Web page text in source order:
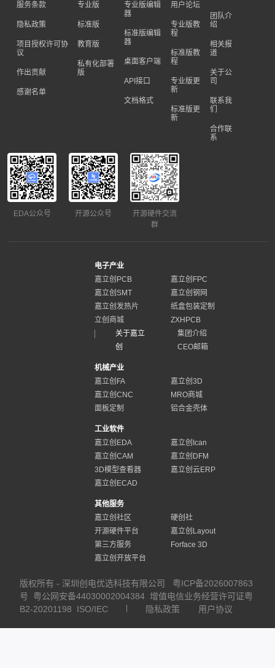
服务条款
隐私政策
项目授权许可协
议
作出贡献
感谢名单
专业版
标准版
教育版
私有化部署
版
专业版编辑
器
标准版编辑
器
桌面客户端
API接口
文档格式
用户论坛
专业版教
程
标准版教
程
专业版更
新
标准版更
新
团队介
绍
相关报
道
关于公
司
联系我
们
合作联
系
EDA公众号 开源公众号
开源硬件交流
群
电子产业
嘉立创PCB
嘉立创FPC
嘉立创SMT
嘉立创钢网
嘉立创发热片
纸盒包装定制
立创商城
ZXHPCB
关于嘉立
创
集团介绍
CEO邮箱
机械产业
嘉立创FA
嘉立创3D
嘉立创CNC
MRO商城
面板定制
铝合金壳体
工业软件
嘉立创EDA
嘉立创Ican
嘉立创CAM
嘉立创DFM
3D模型查看器
嘉立创云ERP
嘉立创ECAD
其他服务
嘉立创社区
硬创社
开源硬件平台
嘉立创Layout
第三方服务
Forface 3D
嘉立创开放平台
版权所有 - 深圳创电优选科技有限公司
粤ICP备2026007863
号
粤公网安备44030002004384 增值电信业务经营许可证粤
B2-20201198
ISO/IEC 隐私政策 用户协议